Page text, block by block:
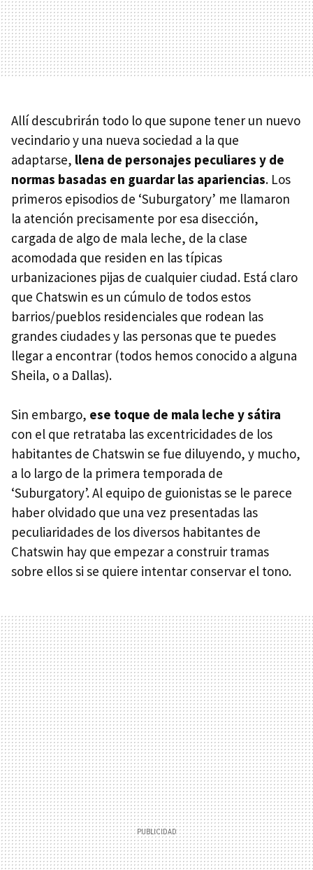
Allí descubrirán todo lo que supone tener un nuevo
vecindario y una nueva sociedad a la que
adaptarse, llena de personajes peculiares y de
normas basadas en guardar las apariencias. Los
primeros episodios de ‘Suburgatory’ me llamaron
la atención precisamente por esa disección,
cargada de algo de mala leche, de la clase
acomodada que residen en las típicas
urbanizaciones pijas de cualquier ciudad. Está claro
que Chatswin es un cúmulo de todos estos
barrios/pueblos residenciales que rodean las
grandes ciudades y las personas que te puedes
llegar a encontrar (todos hemos conocido a alguna
Sheila, o a Dallas).
Sin embargo, ese toque de mala leche y sátira
con el que retrataba las excentricidades de los
habitantes de Chatswin se fue diluyendo, y mucho,
a lo largo de la primera temporada de
‘Suburgatory’. Al equipo de guionistas se le parece
haber olvidado que una vez presentadas las
peculiaridades de los diversos habitantes de
Chatswin hay que empezar a construir tramas
sobre ellos si se quiere intentar conservar el tono.